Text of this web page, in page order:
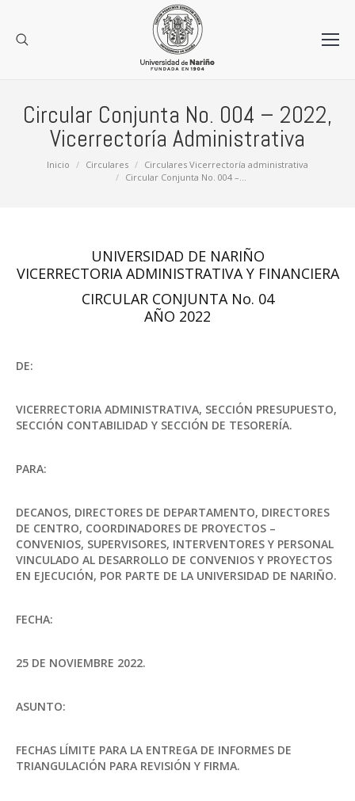
Circular Conjunta No. 004 – 2022,
Vicerrectoría Administrativa
Estás aquí:
Inicio Circulares
Circulares Vicerrectoría administrativa
Circular Conjunta No. 004 –…
UNIVERSIDAD DE NARIÑO
VICERRECTORIA ADMINISTRATIVA Y FINANCIERA
CIRCULAR CONJUNTA No. 04
AÑO 2022
DE:
VICERRECTORIA ADMINISTRATIVA, SECCIÓN PRESUPUESTO,
SECCIÓN CONTABILIDAD Y SECCIÓN DE TESORERÍA.
PARA:
DECANOS, DIRECTORES DE DEPARTAMENTO, DIRECTORES
DE CENTRO, COORDINADORES DE PROYECTOS –
CONVENIOS, SUPERVISORES, INTERVENTORES Y PERSONAL
VINCULADO AL DESARROLLO DE CONVENIOS Y PROYECTOS
EN EJECUCIÓN, POR PARTE DE LA UNIVERSIDAD DE NARIÑO.
FECHA:
25 DE NOVIEMBRE 2022.
ASUNTO:
FECHAS LÍMITE PARA LA ENTREGA DE INFORMES DE
TRIANGULACIÓN PARA REVISIÓN Y FIRMA.